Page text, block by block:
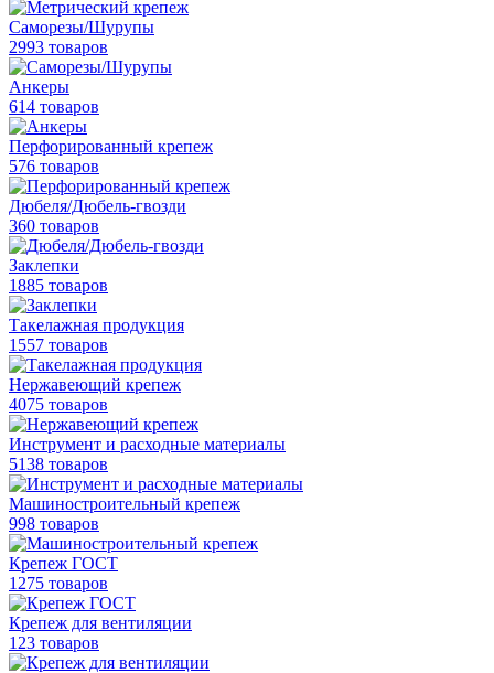
Саморезы/Шурупы
2993 товаров
Анкеры
614 товаров
Перфорированный крепеж
576 товаров
Дюбеля/Дюбель-гвозди
360 товаров
Заклепки
1885 товаров
Такелажная продукция
1557 товаров
Нержавеющий крепеж
4075 товаров
Инструмент и расходные материалы
5138 товаров
Машиностроительный крепеж
998 товаров
Крепеж ГОСТ
1275 товаров
Крепеж для вентиляции
123 товаров